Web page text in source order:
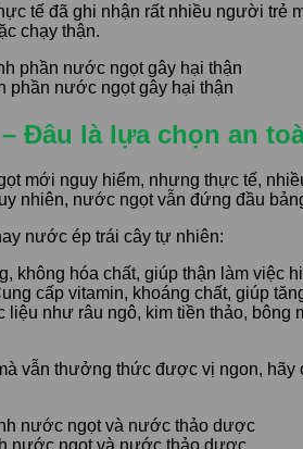
tế đã ghi nhận rất nhiều người trẻ
chạy thận.
phần nước ngọt gây hại thận
Đâu là lựa chọn an
mới nguy hiểm, nhưng thực tế,
nhiên, nước ngọt vẫn đứng đầu
nước ép trái cây tự nhiên:
không hóa chất, giúp thận làm việc
cấp vitamin, khoáng chất, giúp
liệu như râu ngô, kim tiền thảo,
vẫn thưởng thức được vị ngon,